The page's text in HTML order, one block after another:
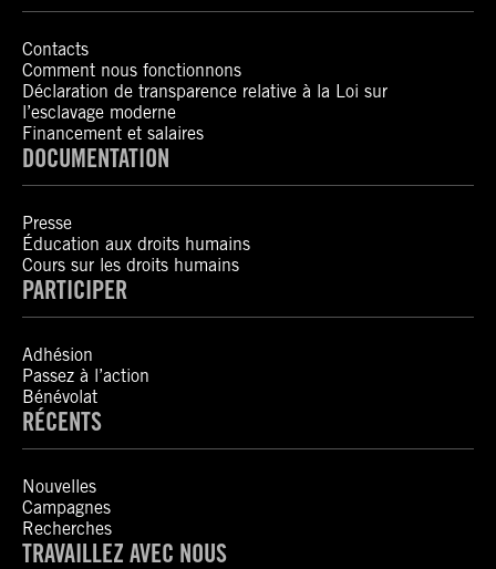
Contacts
Comment nous fonctionnons
Déclaration de transparence relative à la Loi sur
l’esclavage moderne
Financement et salaires
DOCUMENTATION
Presse
Éducation aux droits humains
Cours sur les droits humains
PARTICIPER
Adhésion
Passez à l’action
Bénévolat
RÉCENTS
Nouvelles
Campagnes
Recherches
TRAVAILLEZ AVEC NOUS